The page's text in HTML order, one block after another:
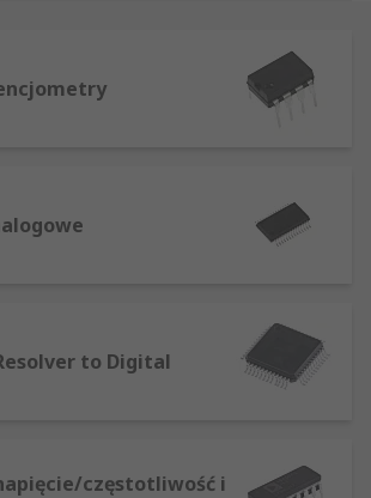
doskonały wybór produktów.
to Digital
częstotliwość i